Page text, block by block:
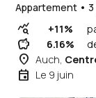
Appartement • 3
query_stats +11%
savings 6.16%
place Auch,
event Le 9 juin